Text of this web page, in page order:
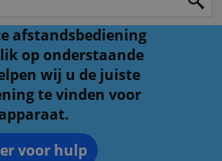
afstandsbediening
op onderstaande
wij u de juiste
te vinden voor
voor hulp